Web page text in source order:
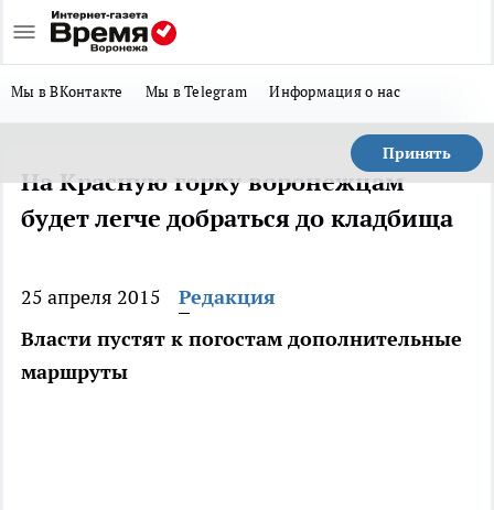
Мы в ВКонтакте Мы в Telegram Информация о нас
Принять
На Красную горку воронежцам
будет легче добраться до кладбища
25 апреля 2015
Редакция
Власти пустят к погостам дополнительные
маршруты